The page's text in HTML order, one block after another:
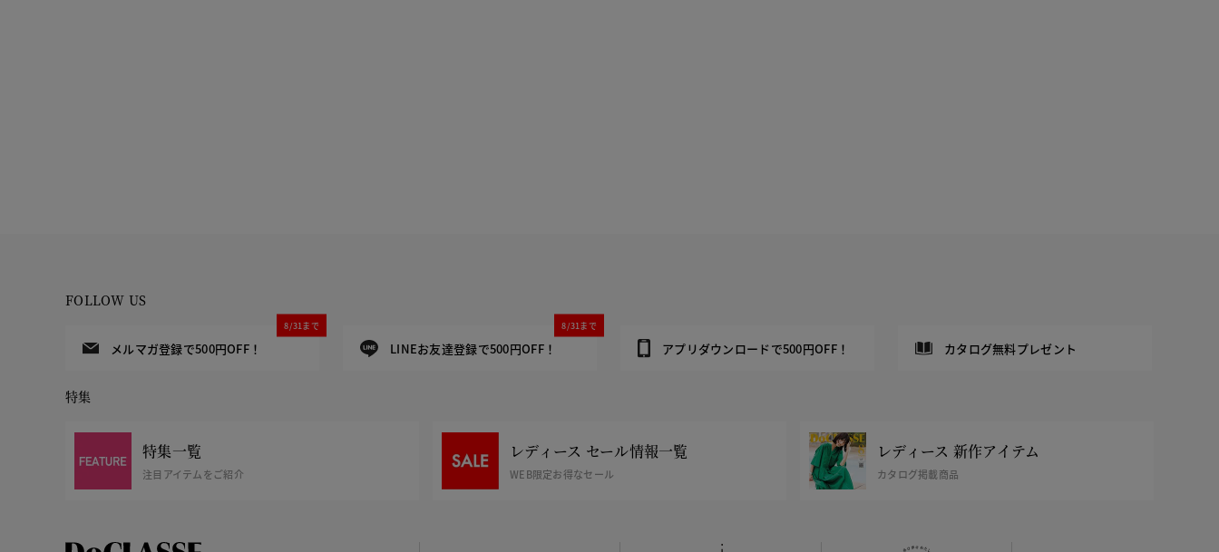
FOLLOW US
メルマガ登録で500円OFF！
8/31まで
LINEお友達登録で500円OFF！
8/31まで
アプリダウンロードで500円OFF！ カタログ無料プレゼント
特集
特集一覧
注目アイテムをご紹介
レディース セール情報一覧
WEB限定お得なセール
レディース 新作アイテム
カタログ掲載商品